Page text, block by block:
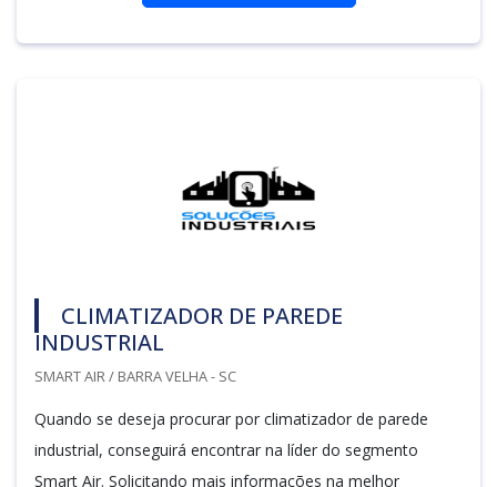
CLIMATIZADOR DE PAREDE
INDUSTRIAL
SMART AIR / BARRA VELHA - SC
Quando se deseja procurar por climatizador de parede
industrial, conseguirá encontrar na líder do segmento
Smart Air. Solicitando mais informações na melhor